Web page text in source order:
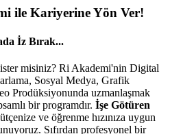
ile Kariyerine Yön Ver!
İz Bırak...
misiniz? Ri Akademi'nin Digital
Sosyal Medya, Grafik
Prodüksiyonunda uzmanlaşmak
bir programdır. İşe Götüren
ve öğrenme hızınıza uygun
Sıfırdan profesyonel bir